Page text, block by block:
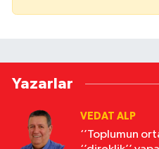
Yazarlar
VEDAT ALP
‘’Toplumun